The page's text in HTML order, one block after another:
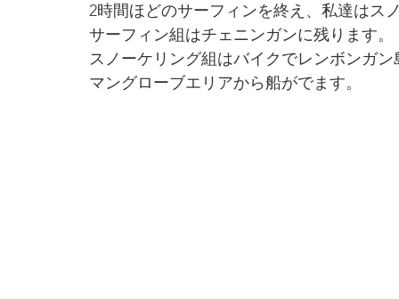
2時間ほどのサーフィンを終え、私達はス
サーフィン組はチェニンガンに残ります。
スノーケリング組はバイクでレンボンガ
マングローブエリアから船がでます。